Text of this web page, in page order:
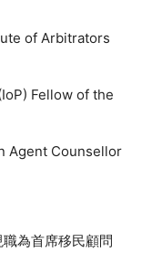
of Arbitrators
Fellow of the
Agent Counsellor
為首席移民顧問